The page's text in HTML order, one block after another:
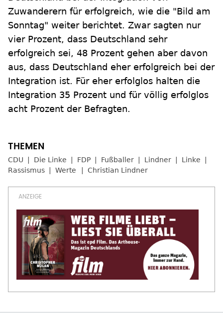
Zuwanderern für erfolgreich, wie die "Bild am
Sonntag" weiter berichtet. Zwar sagten nur
vier Prozent, dass Deutschland sehr
erfolgreich sei, 48 Prozent gehen aber davon
aus, dass Deutschland eher erfolgreich bei der
Integration ist. Für eher erfolglos halten die
Integration 35 Prozent und für völlig erfolglos
acht Prozent der Befragten.
CDU Die Linke FDP Fußballer Lindner
Linke
Rassismus
Werte Christian Lindner